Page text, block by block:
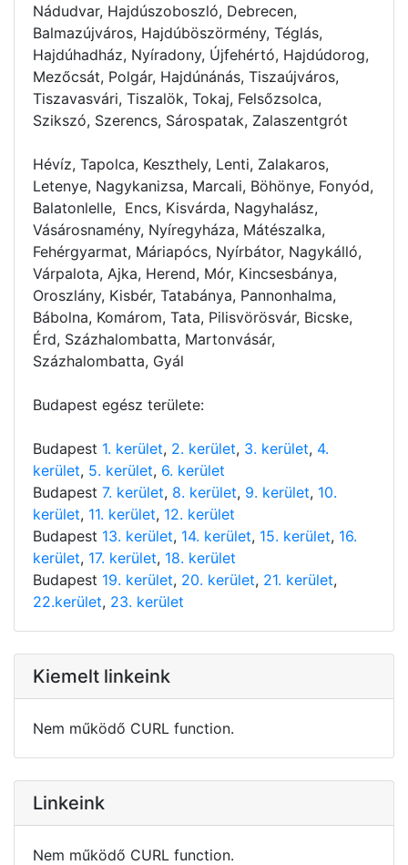
Nádudvar, Hajdúszoboszló, Debrecen,
Balmazújváros, Hajdúböszörmény, Téglás,
Hajdúhadház, Nyíradony, Újfehértó, Hajdúdorog,
Mezőcsát, Polgár, Hajdúnánás, Tiszaújváros,
Tiszavasvári, Tiszalök, Tokaj, Felsőzsolca,
Szikszó, Szerencs, Sárospatak, Zalaszentgrót
Hévíz, Tapolca, Keszthely, Lenti, Zalakaros,
Letenye, Nagykanizsa, Marcali, Böhönye, Fonyód,
Balatonlelle, Encs, Kisvárda, Nagyhalász,
Vásárosnamény, Nyíregyháza, Mátészalka,
Fehérgyarmat, Máriapócs, Nyírbátor, Nagykálló,
Várpalota, Ajka, Herend, Mór, Kincsesbánya,
Oroszlány, Kisbér, Tatabánya, Pannonhalma,
Bábolna, Komárom, Tata, Pilisvörösvár, Bicske,
Érd, Százhalombatta, Martonvásár,
Százhalombatta, Gyál
Budapest egész területe:
Budapest 1. kerület, 2. kerület, 3. kerület, 4.
kerület, 5. kerület, 6. kerület
Budapest 7. kerület, 8. kerület, 9. kerület, 10.
kerület, 11. kerület, 12. kerület
Budapest 13. kerület, 14. kerület, 15. kerület, 16.
kerület, 17. kerület, 18. kerület
Budapest 19. kerület, 20. kerület, 21. kerület,
22.kerület, 23. kerület
Kiemelt linkeink
Nem működő CURL function.
Linkeink
Nem működő CURL function.